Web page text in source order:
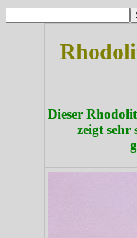
Dieser
zeigt